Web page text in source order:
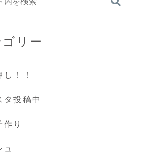
リー
し！！
タ投稿中
作り